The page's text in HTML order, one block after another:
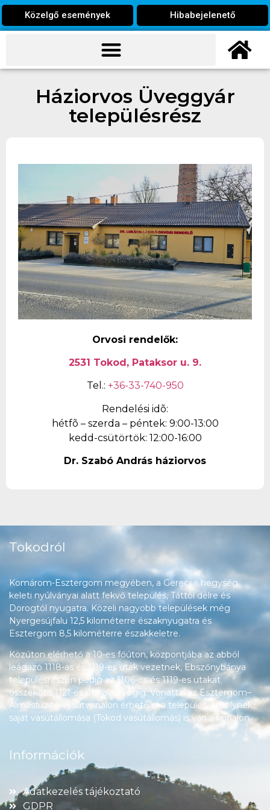
Közelgő események Hibabejelenető
Háziorvos Üveggyár
településrész
Orvosi rendelők:
2531 Tokod, Pataksor u. 9.
Tel.: +36-33-740-950
Rendelési idõ:
hétfõ – szerda – péntek: 9:00-13:00
kedd-csütörtök: 12:00-16:00
Dr. Szabó András háziorvos
Tokodról
Komárom-Esztergom megyében, a Gerecse hegység
keleti nyúlványai alatt fekvő település, Táttól délre és
Dorogtól nyugatra. Közeli nagyobb települések még
Nyergesújfalu 12,5 kilométerre északnyugatra és
Esztergom 8,5 kilométerre északkeletre.
Közúton elérhető a 10-es főúton, központjába az abból
leágazó 1118-as és 1119-es utak vezetnek, Ebszőnybánya
településrészén pedig az 1106-os és 1119-es utakat
összekötő 1121-es út halad végig. Vonattal az Esztergom–
Almásfüzitő-vasútvonalon érhető el a település, amelynek
saját vasútállomása (Tokod vasútállomás) is van a vonalon.
Információk
Adatkezelés tájékoztató
GDPR